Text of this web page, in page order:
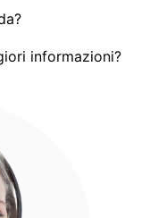
informazioni?